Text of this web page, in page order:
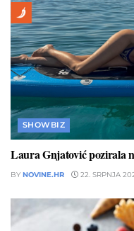
SHOWBIZ
Laura Gnjatović pozirala
BY NOVINE.HR 22. SRPNJA